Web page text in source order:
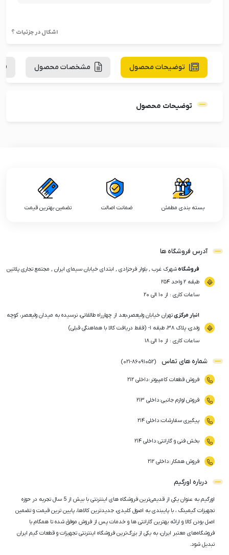
اشکال در جزئیات ؟
توضیحات محصول مشخصات محصول
توضیحات محصول
بسته بندی مطمئن ضمانت اصالت تضمین بهترین قیمت
آدرس فروشگاه ها
فروشگاهشهرک غرب , بلوار فرحزادی , ابتدای خیابان سیمای ایران , مجتمع تجاری پلاتین
طبقه ۲ واحد ۲۵۴
ساعات کاری : از ۱۰ الی ۲۰
انبار مرکزیتهران خیابان ولیعصر،بعد از چهارراه طالقانی، نرسیده به میدان ولیعصر، کوچه
ولدی، پلاک ۳۸، طبقه ۱- (فقط دریافت کالا با هماهنگی قبلی)
ساعات کاری : از ۱۰ الی ۱۸
شماره های تماس (
021-86091052
)
فروش قطعات کامپیوتر :داخلی ۲۱۲
فروش لوازم جانبی:داخلی ۲۱۳
پیگیری سفارشات:داخلی ۲۱۴
بخش فنی و گارانتی:داخلی ۲۱۴
فروش همکار :داخلی ۲۱۲
درباره اورگیم
اورگیم به عنوان یکی از قدیمی‌ترین فروشگاه های اینترنتی با بیش از 5 سال تجربه در حوزه
تجهیزات گیمینگ ، با پایبندی به اصول کلیدی، جدیدترین کالاها، پایین ترین قیمت و تضمین
اصل‌ بودن کالا و ارائه بهترین گارانتی ها و خدمات پس از فروش موفق شده تا همگام با
فروشگاه‌های معتبر ایران، به یکی از بزرگ‌ترین فروشگاه اینترنتی تجهیزات و قطعات گیم ایران
تبدیل شود.